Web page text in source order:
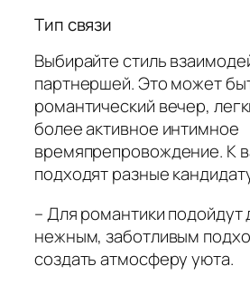
Тип связи
Выбирайте стиль
партнершей. Это может
романтический вечер,
более активное интимное
времяпрепровождение. К
подходят разные
– Для романтики подойдут
нежным, заботливым
создать атмосферу уюта.